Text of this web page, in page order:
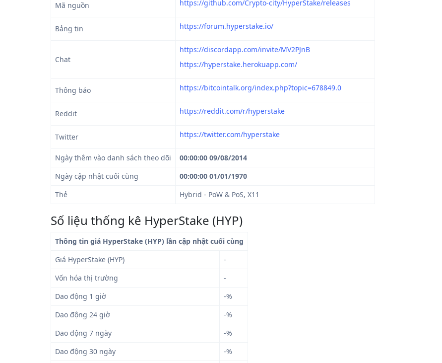
Mã nguồn https://github.com/Crypto-city/HyperStake/releases
Bảng tin https://forum.hyperstake.io/
Chat
https://discordapp.com/invite/MV2PJnB
https://hyperstake.herokuapp.com/
Thông báo https://bitcointalk.org/index.php?topic=678849.0
Reddit https://reddit.com/r/hyperstake
Twitter https://twitter.com/hyperstake
Ngày thêm vào danh sách theo dõi
00:00:00 09/08/2014
Ngày cập nhật cuối cùng
00:00:00 01/01/1970
Thẻ
Hybrid - PoW & PoS, X11
Số liệu thống kê HyperStake (HYP)
Thông tin giá HyperStake (HYP) lần cập nhật cuối cùng
Giá HyperStake (HYP)
-
Vốn hóa thị trường
-
Dao động 1 giờ
-%
Dao động 24 giờ
-%
Dao động 7 ngày
-%
Dao động 30 ngày
-%